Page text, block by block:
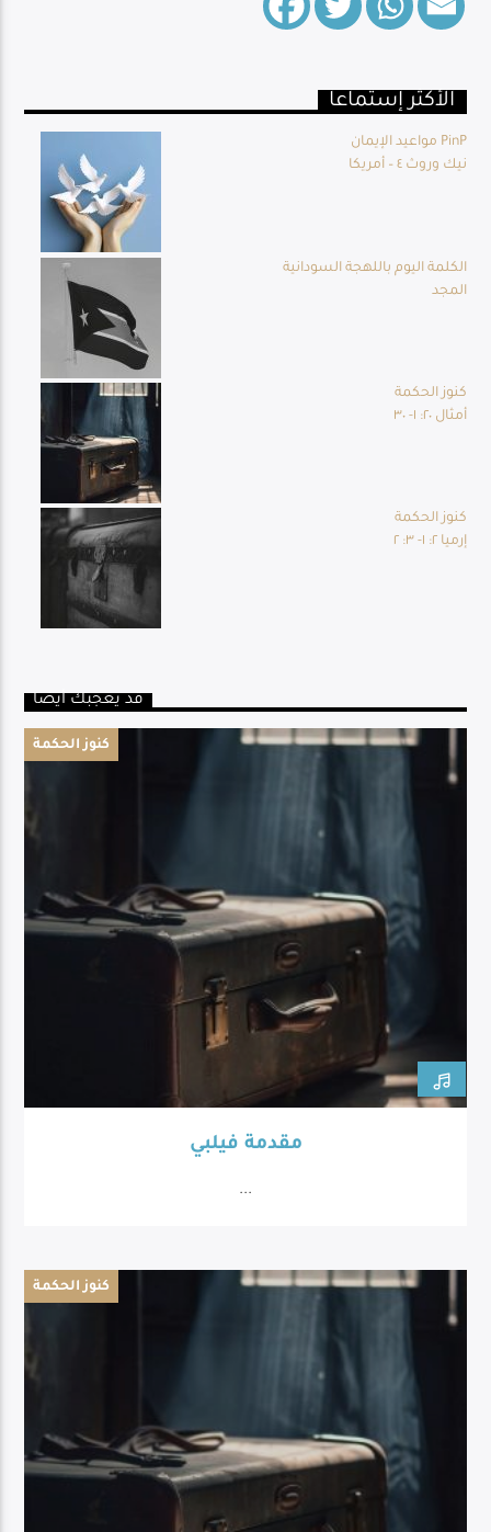
الأكثر إستماعا
مواعيد الإيمان PinP
نيك وروث ٤ – أمريكا
الكلمة اليوم باللهجة السودانية
المجد
كنوز الحكمة
أمثال ٢٠: ١- ٣٠
كنوز الحكمة
إرميا ٢: ١- ٣: ٢
قد يعجبك أيضا
كنوز الحكمة
مقدمة فيلبي
...
كنوز الحكمة